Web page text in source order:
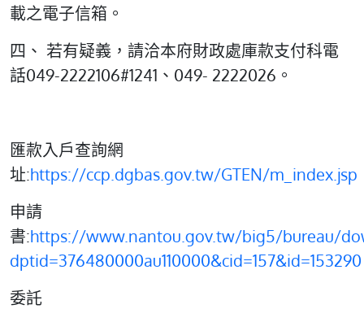
載之電子信箱。
四、 若有疑義，請洽本府財政處庫款支付科電
話049-2222106#1241、049- 2222026。
匯款入戶查詢網
址:https://ccp.dgbas.gov.tw/GTEN/m_index.jsp
申請
書:https://www.nantou.gov.tw/big5/bureau/
dptid=376480000au110000&cid=157&id=153290
委託